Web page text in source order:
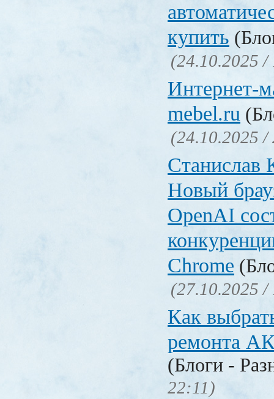
купить
(24.10.2025 /
Интернет-
mebel.ru
(24.10.2025 /
Станислав
Новый
OpenAI
Chrome
(27.10.2025 /
Как
ремонта
(Блоги -
22:11)